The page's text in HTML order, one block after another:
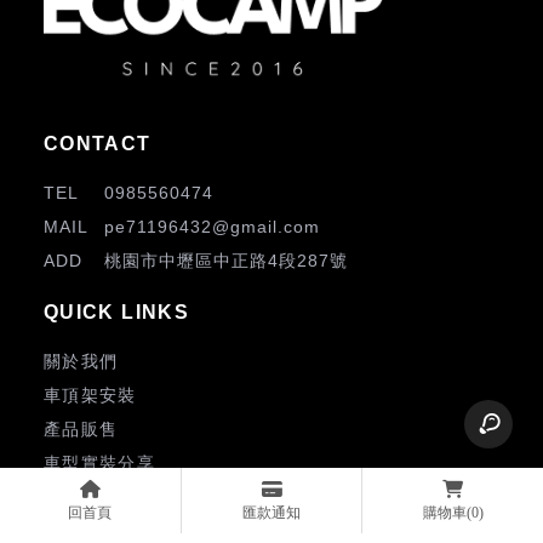
回首頁 匯款通知 購物車(0)
0985560474
pe71196432@gmail.com
桃園市中壢區中正路4段287號
關於我們
車頂架安裝
產品販售
車型實裝分享
最新消息